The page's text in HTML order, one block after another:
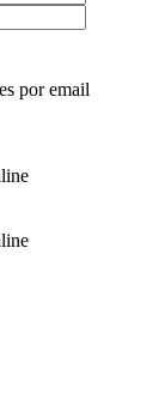
por email